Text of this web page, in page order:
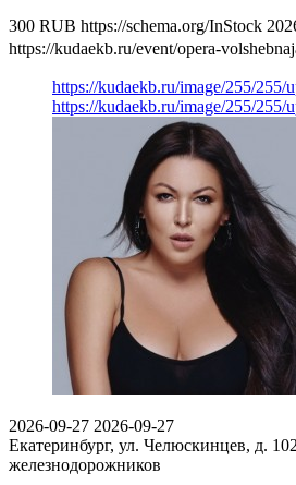
300 RUB https://schema.org/InStock
https://kudaekb.ru/event/opera-
https://kudaekb.ru/image/255/255/
https://kudaekb.ru/image/255/255/
2026-09-27 2026-09-27
Екатеринбург, ул. Челюскинцев, д.
железнодорожников